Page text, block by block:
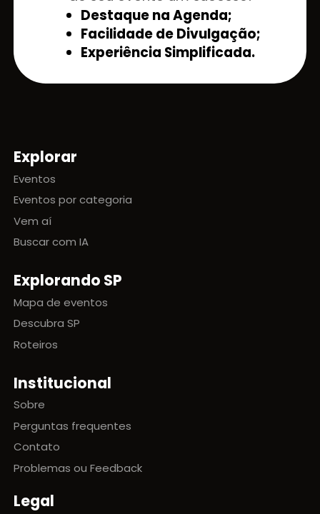
Destaque na Agenda;
Facilidade de Divulgação;
Experiência Simplificada.
Mapa do site
Explorar
Eventos
Eventos por categoria
Vem aí
Buscar com IA
Explorando SP
Mapa de eventos
Descubra SP
Roteiros
Institucional
Sobre
Perguntas frequentes
Contato
Problemas ou Feedback
Legal